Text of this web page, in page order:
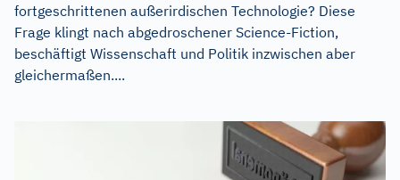
fortgeschrittenen außerirdischen Technologie? Diese
Frage klingt nach abgedroschener Science-Fiction,
beschäftigt Wissenschaft und Politik inzwischen aber
gleichermaßen....